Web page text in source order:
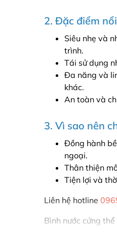
2. Đặc điểm
Siêu nhẹ và
trình.
Tái sử dụng
Đa năng và
khác.
An toàn và
3. Vì sao nên
Đồng hành
ngoại.
Thân thiện
Tiện lợi và
Liên hệ hotline
Bình nước cứng